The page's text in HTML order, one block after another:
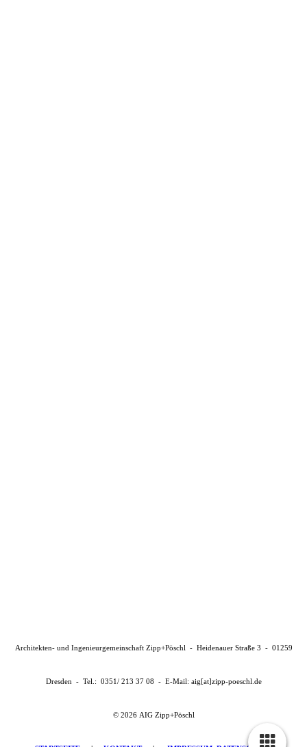
Architekten- und Ingenieurgemeinschaft Zipp+Pöschl - Heidenauer Straße 3 - 01259
Dresden - Tel.: 0351/ 213 37 08 - E-Mail: aig[at]zipp-poeschl.de
© 2026 AIG Zipp+Pöschl